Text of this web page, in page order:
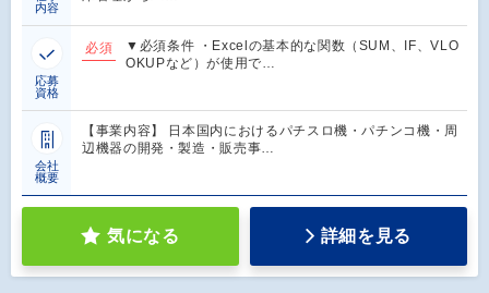
内容
応募
資格
必須
▼必須条件 ・Excelの基本的な関数（SUM、IF、VLO
OKUPなど）が使用で…
会社
概要
【事業内容】 日本国内におけるパチスロ機・パチンコ機・周
辺機器の開発・製造・販売事…
気になる 詳細を見る